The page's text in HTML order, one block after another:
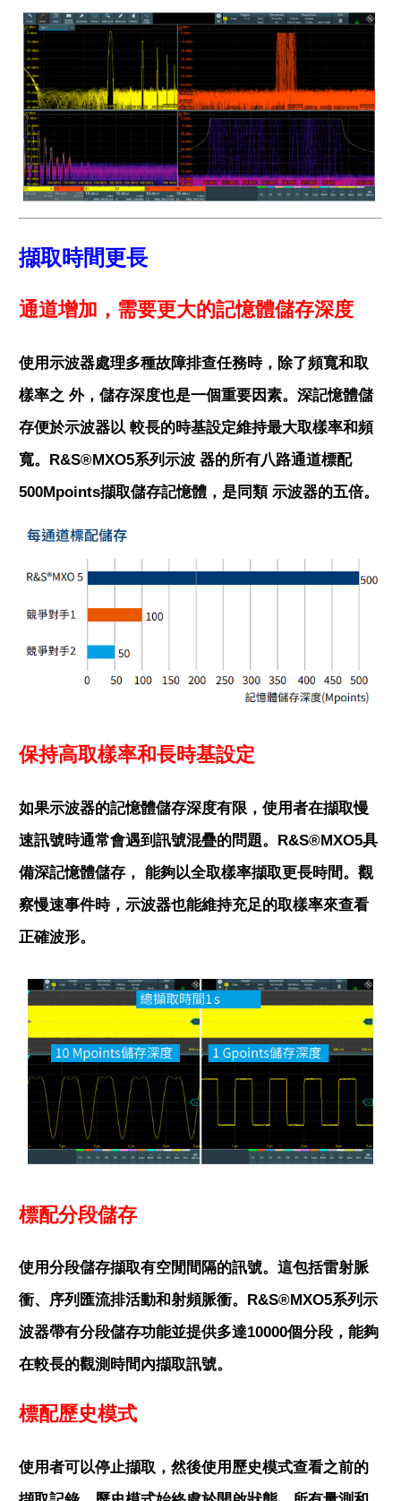
擷取時間更長
通道增加，需要更大的記憶體儲存深度
使用示波器處理多種故障排查任務時，除了頻寬和取
樣率之 外，儲存深度也是一個重要因素。深記憶體儲
存便於示波器以 較長的時基設定維持最大取樣率和頻
寬。R&S®MXO5系列示波 器的所有八路通道標配
500Mpoints擷取儲存記憶體，是同類 示波器的五倍。
保持高取樣率和長時基設定
如果示波器的記憶體儲存深度有限，使用者在擷取慢
速訊號時通常會遇到訊號混疊的問題。R&S®MXO5具
備深記憶體儲存， 能夠以全取樣率擷取更長時間。觀
察慢速事件時，示波器也能維持充足的取樣率來查看
正確波形。
標配分段儲存
使用分段儲存擷取有空閒間隔的訊號。這包括雷射脈
衝、序列匯流排活動和射頻脈衝。R&S®MXO5系列示
波器帶有分段儲存功能並提供多達10000個分段，能夠
在較長的觀測時間內擷取訊號。
標配歷史模式
使用者可以停止擷取，然後使用歷史模式查看之前的